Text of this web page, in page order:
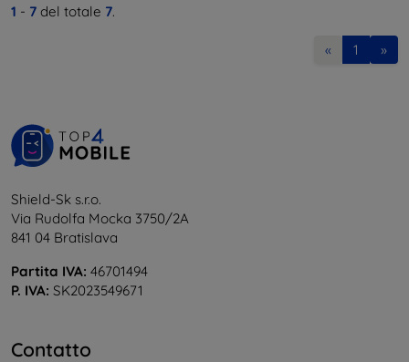
1 - 7 del totale 7.
« 1 »
Shield-Sk s.r.o.
Via Rudolfa Mocka 3750/2A
841 04 Bratislava
Partita IVA: 46701494
P. IVA: SK2023549671
Contatto